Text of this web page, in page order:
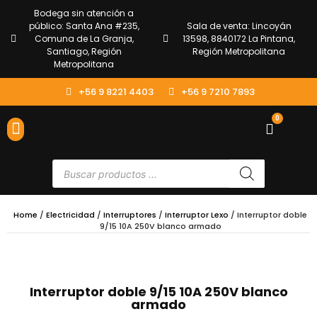
Bodega sin atención a
público: Santa Ana #235,
Comuna de La Granja,
Santiago, Región
Metropolitana
Sala de venta: Lincoyán
13598, 8840172 La Pintana,
Región Metropolitana
+56 9 8221 4403 +56 9 7210 7893
0
Home / Electricidad / Interruptores / Interruptor Lexo / Interruptor doble
9/15 10A 250V blanco armado
Interruptor doble 9/15 10A 250V blanco
armado